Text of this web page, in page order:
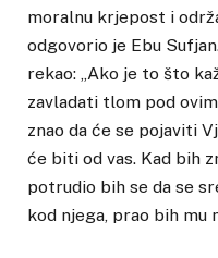
moralnu krjepost i
odgovorio je Ebu
rekao: „Ako je to što
zavladati tlom pod
znao da će se pojaviti
će biti od vas. Kad bih
potrudio bih se da se
kod njega, prao bih mu